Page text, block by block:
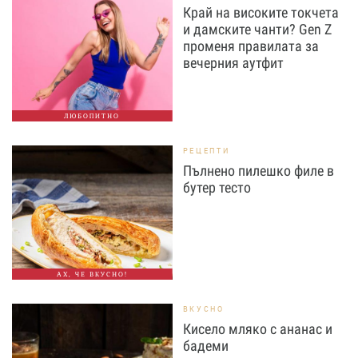
ЛЮБОПИТНО
Край на високите токчета
и дамските чанти? Gen Z
променя правилата за
вечерния аутфит
АХ, ЧЕ ВКУСНО!
РЕЦЕПТИ
Пълнено пилешко филе в
бутер тесто
ВКУСНО
Кисело мляко с ананас и
бадеми